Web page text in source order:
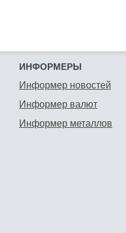
ИНФОРМЕРЫ
Информер новостей
Информер валют
Информер металлов